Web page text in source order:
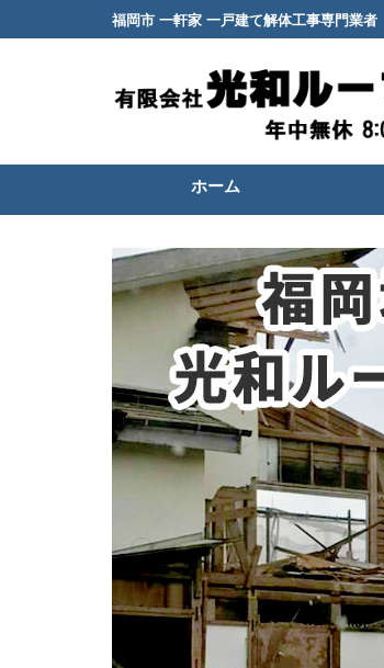
福岡市 一軒家 一戸建て解体工事専門業者
ホーム